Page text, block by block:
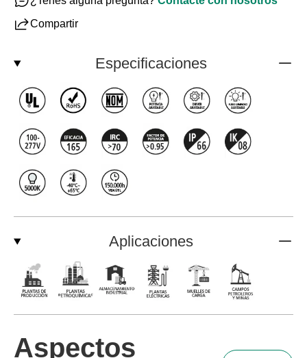
Compartir
Especificaciones
Aplicaciones
Aspectos